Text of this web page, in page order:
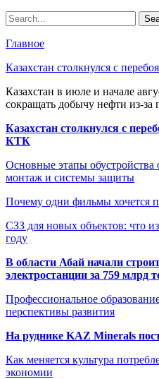
Главное
Казахстан столкнулся с
Казахстан в июле и начале
сокращать добычу нефти из-
Казахстан столкнулся с
КТК
Основные этапы обустройства
монтаж и системы защиты
Почему одни фильмы хочется
СЗЗ для новых объектов: что
году
В области Абай начали
электростанции за 759 млрд
Профессиональное
перспективы развития
На руднике KAZ Minerals
Как меняется культура
экономии